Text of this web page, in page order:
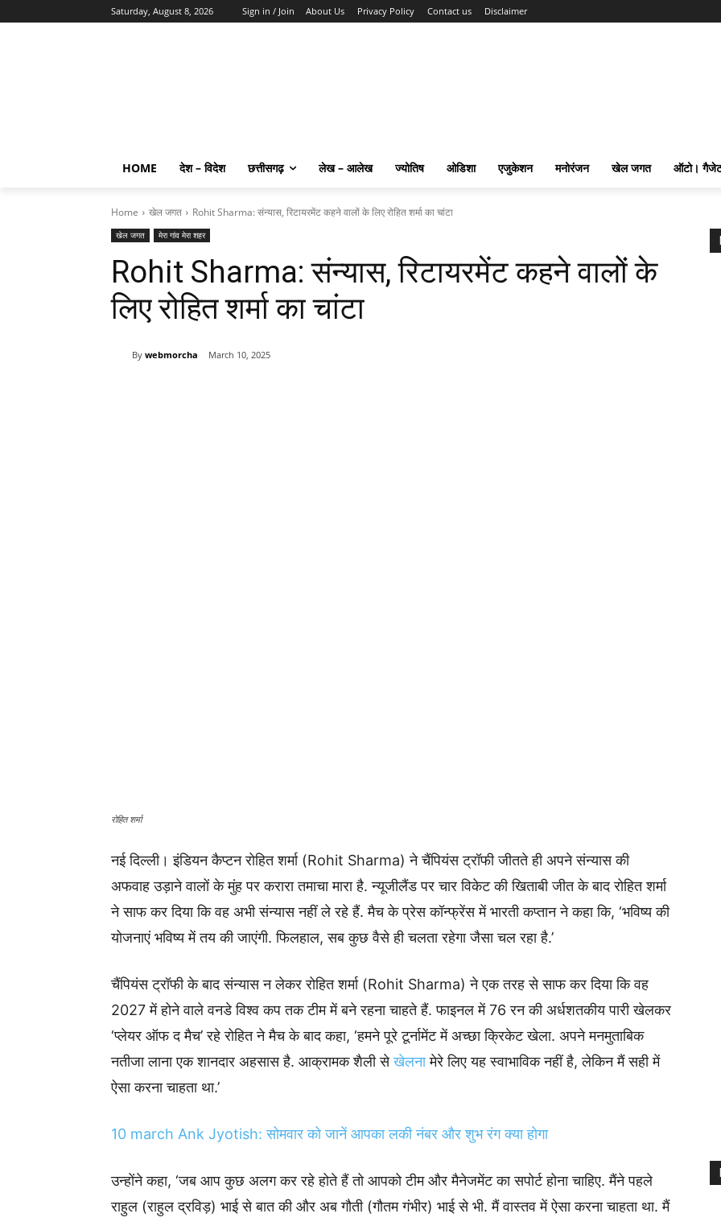
Saturday, August 8, 2026 Sign in / Join About Us Privacy Policy Contact us Disclaimer
HOME देश – विदेश छत्तीसगढ़ लेख – आलेख ज्योतिष ओडिशा एजुकेशन मनोरंजन खेल जगत ऑटो।
Home खेल जगत Rohit Sharma: संन्यास, रिटायरमेंट कहने वालों के लिए रोहित शर्मा का चांटा
खेल जगत मेरा गांव मेरा शहर
Rohit Sharma: संन्यास, रिटायरमेंट कहने वालों के
लिए रोहित शर्मा का चांटा
By webmorcha March 10, 2025
रोहित शर्मा
नई दिल्ली। इंडियन कैप्टन रोहित शर्मा (Rohit Sharma) ने चैंपियंस ट्रॉफी जीतते ही अपने संन्यास की
अफवाह उड़ाने वालों के मुंह पर करारा तमाचा मारा है. न्यूजीलैंड पर चार विकेट की खिताबी जीत के बाद रोहित शर्मा
ने साफ कर दिया कि वह अभी संन्यास नहीं ले रहे हैं. मैच के प्रेस कॉन्फ्रेंस में भारती कप्तान ने कहा कि, ‘भविष्य की
योजनाएं भविष्य में तय की जाएंगी. फिलहाल, सब कुछ वैसे ही चलता रहेगा जैसा चल रहा है.’
चैंपियंस ट्रॉफी के बाद संन्यास न लेकर रोहित शर्मा (Rohit Sharma) ने एक तरह से साफ कर दिया कि वह
2027 में होने वाले वनडे विश्व कप तक टीम में बने रहना चाहते हैं. फाइनल में 76 रन की अर्धशतकीय पारी खेलकर
‘प्लेयर ऑफ द मैच’ रहे रोहित ने मैच के बाद कहा, ‘हमने पूरे टूर्नामेंट में अच्छा क्रिकेट खेला. अपने मनमुताबिक
नतीजा लाना एक शानदार अहसास है. आक्रामक शैली सेखेलनामेरे लिए यह स्वाभाविक नहीं है, लेकिन मैं सही में
ऐसा करना चाहता था.’
10 march Ank Jyotish: सोमवार को जानें आपका लकी नंबर और शुभ रंग क्या होगा
उन्होंने कहा, ‘जब आप कुछ अलग कर रहे होते हैं तो आपको टीम और मैनेजमेंट का सपोर्ट होना चाहिए. मैंने पहले
राहुल (राहुल द्रविड़) भाई से बात की और अब गौती (गौतम गंभीर) भाई से भी. मैं वास्तव में ऐसा करना चाहता था. मैं